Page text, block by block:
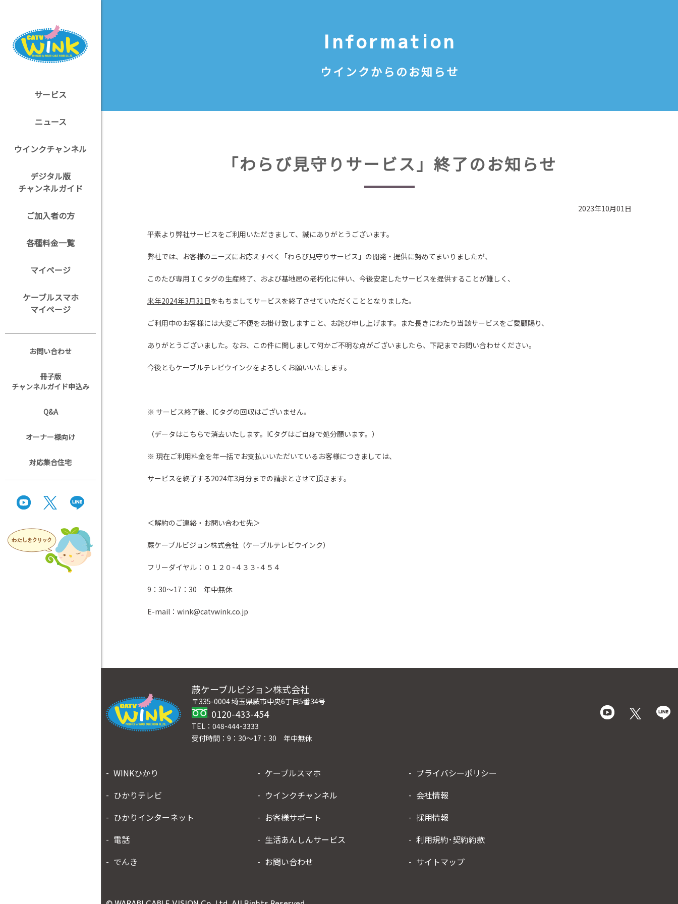
サービス
ニュース
ウインクチャンネル
デジタル版
チャンネルガイド
ご加入者の方
各種料金一覧
マイページ
ケーブルスマホ
マイページ
お問い合わせ
冊子版
チャンネルガイド申込み
Q&A
オーナー様向け
対応集合住宅
Information
ウインクからのお知らせ
「わらび見守りサービス」終了のお知らせ
2023年10月01日
平素より弊社サービスをご利用いただきまして、誠にありがとうございます。
弊社では、お客様のニーズにお応えすべく「わらび見守りサービス」の開発・提供に努めてまいりましたが、
このたび専用ＩＣタグの生産終了、および基地局の老朽化に伴い、今後安定したサービスを提供することが難しく、
来年2024年3月31日をもちましてサービスを終了させていただくこととなりました。
ご利用中のお客様には大変ご不便をお掛け致しますこと、お詫び申し上げます。また長きにわたり当該サービスをご愛顧賜り、
ありがとうございました。なお、この件に関しまして何かご不明な点がございましたら、下記までお問い合わせください。
今後ともケーブルテレビウインクをよろしくお願いいたします。
※ サービス終了後、ICタグの回収はございません。
（データはこちらで消去いたします。ICタグはご自身で処分願います。）
※ 現在ご利用料金を年一括でお支払いいただいているお客様につきましては、
サービスを終了する2024年3月分までの請求とさせて頂きます。
＜解約のご連絡・お問い合わせ先＞
蕨ケーブルビジョン株式会社（ケーブルテレビウインク）
フリーダイヤル：０１２０-４３３-４５４
9：30～17：30 年中無休
E-mail：wink@catvwink.co.jp
蕨ケーブルビジョン株式会社
〒335-0004 埼玉県蕨市中央6丁目5番34号
0120-433-454
TEL：048-444-3333
受付時間：9：30～17：30 年中無休
WINKひかり ケーブルスマホ
プライバシーポリシー
ひかりテレビ
ウインクチャンネル
会社情報
ひかりインターネット
お客様サポート
採用情報
電話
生活あんしんサービス
利用規約･契約約款
でんき
お問い合わせ サイトマップ